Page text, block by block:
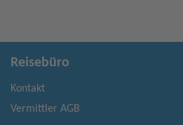
Reisebüro
Kontakt
Vermittler AGB